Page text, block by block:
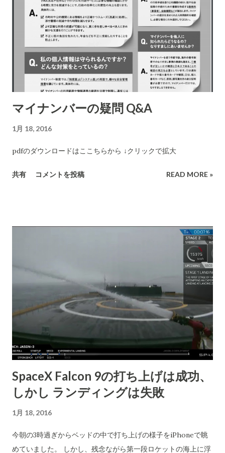
た。これは汚染された水だとだれもが感じた。水は茶色く濁っ
ていた。 最初は下水の混入ではと推定したが、実際は鉄分の混
入が原因であった。この川は非常に腐食性の高い性質を持って
いた。(鉄を腐食させる性質をもっていた)このようなことを防
ぐために法律により腐食を防ぐ処置をすることが定められてい
るのだが、市は支出を抑えるために対応しなかった(1日100ドル
ほどの費用)。水道管はどんどん腐食し水は赤茶に濁ってきた。
しかし問題はそこにではなく、それよりも危険なことが潜んで
と州政府は、住民のクレームに対して「全てに問題は無い」と
はその水を飲んで安全を主張するということまでしていた。 し
と主張した。 この問題を早い時期から指摘してきた小児科医の
Dr.Mona Hanna-Attishaさんは子どもの湿疹の発現や脱毛など
がひどくなるのを心配する親と接してきた。(彼女はこの問題と
孤軍奮闘取り組んできた)市は当初は彼女はヒステリー症だと決
マイナンバーの疑問 Q&A
1月 18, 2016
pdfのダウンロードはここちらから ↓クリックで拡大
共有 コメントを投稿 READ MORE »
SpaceX Falcon 9の打ち上げは成功、
しかし ランディングは失敗
1月 18, 2016
今朝の3時過ぎからベッドの中で打ち上げの様子をiPhoneで眺
めていました。 しかし、残念ながら第一段ロケットの海上に浮